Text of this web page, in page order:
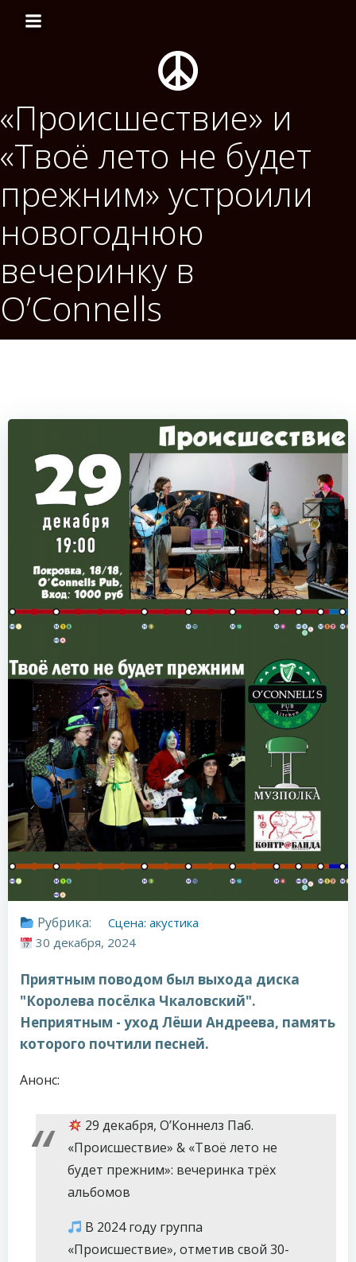
содержимому
«Происшествие» и
«Твоё лето не будет
прежним» устроили
новогоднюю
вечеринку в
O’Connells
Рубрика:
Сцена: акустика
30 декабря, 2024
Приятным поводом был выхода диска
"Королева посёлка Чкаловский".
Неприятным - уход Лёши Андреева, память
которого почтили песней.
Анонс:
29 декабря, О’Коннелз Паб.
«Происшествие» & «Твоё лето не
будет прежним»: вечеринка трёх
альбомов
В 2024 году группа
«Происшествие», отметив свой 30-